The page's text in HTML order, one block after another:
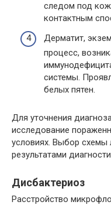
следом под
контактным
Дерматит,
процесс,
системы.
белых пятен.
Для уточнения
исследование
условиях. Выбор схемы
результатами
Дисбактериоз
Расстройство